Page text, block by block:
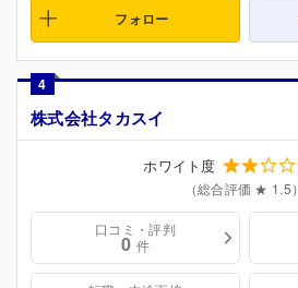
フォロー
4
株式会社タカスイ
ホワイト度
（総合評価 ★ 1.5）
口コミ・評判
0 件